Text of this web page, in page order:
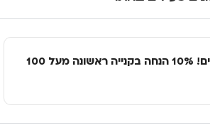
ללקוחות חדשים! 10% הנחה בקנייה ראשונה מעל 100